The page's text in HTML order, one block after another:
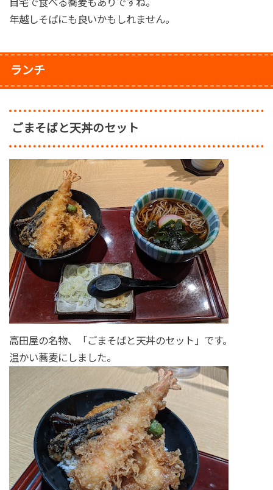
自宅で食べる蕎麦もありですね。
年越しそばにも良いかもしれません。
ランチ
ごまそばと天丼のセット
高田屋の名物、「ごまそばと天丼のセット」です。
温かい蕎麦にしました。